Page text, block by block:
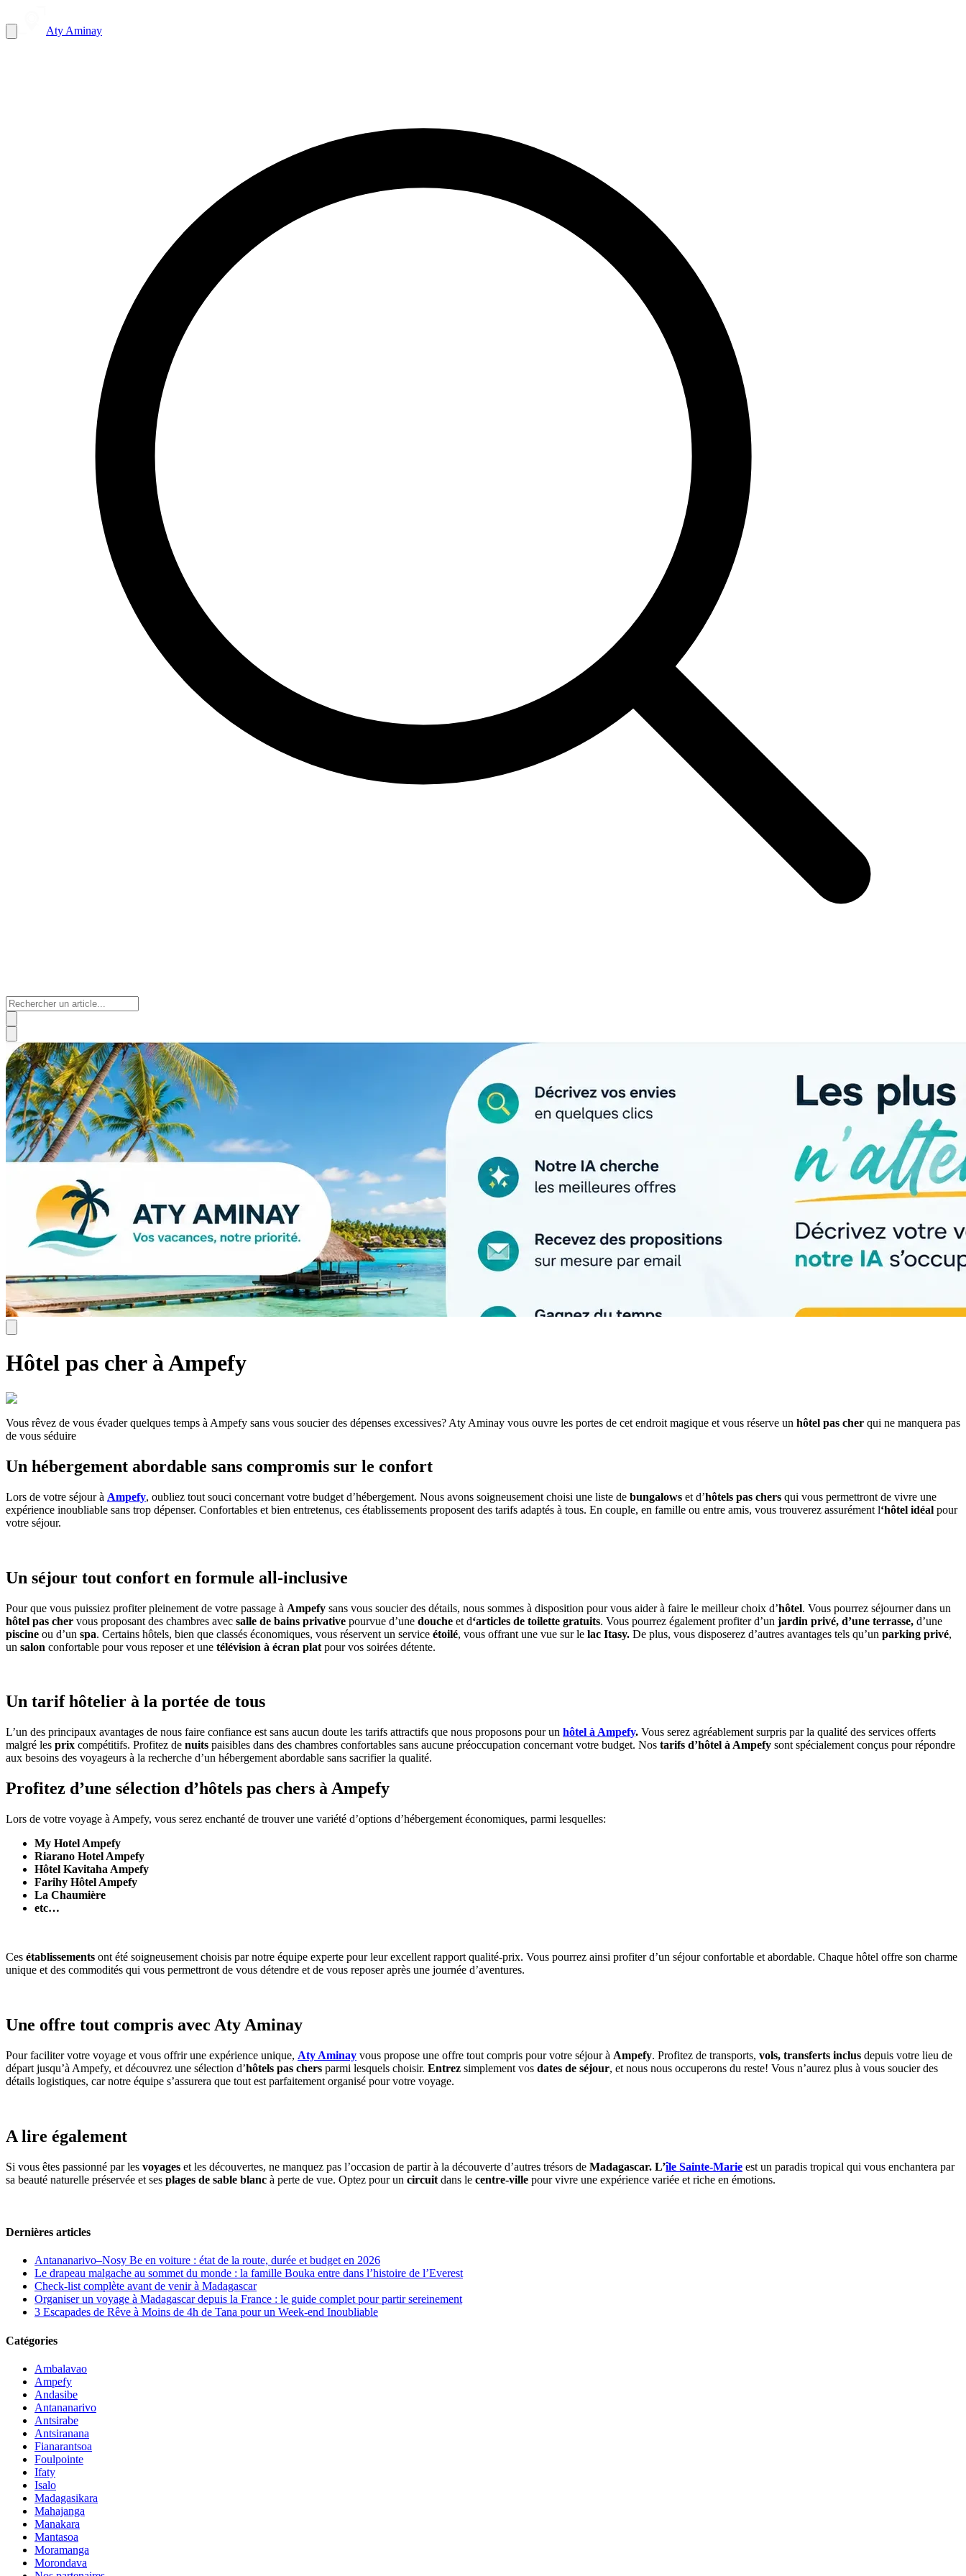
Aty Aminay
Hôtel pas cher à Ampefy
Vous rêvez de vous évader quelques temps à Ampefy sans vous soucier des dépenses excessives? Aty Aminay vous ouvre les portes de cet endroit magique et vous réserve un hôtel pas cher qui ne manquera pas
de vous séduire
Un hébergement abordable sans compromis sur le confort
Lors de votre séjour à Ampefy, oubliez tout souci concernant votre budget d’hébergement. Nous avons soigneusement choisi une liste de bungalows et d’hôtels pas chers qui vous permettront de vivre une
expérience inoubliable sans trop dépenser. Confortables et bien entretenus, ces établissements proposent des tarifs adaptés à tous. En couple, en famille ou entre amis, vous trouverez assurément l‘hôtel idéal pour
votre séjour.
Un séjour tout confort en formule all-inclusive
Pour que vous puissiez profiter pleinement de votre passage à Ampefy sans vous soucier des détails, nous sommes à disposition pour vous aider à faire le meilleur choix d’hôtel. Vous pourrez séjourner dans un
hôtel pas cher vous proposant des chambres avec salle de bains privative pourvue d’une douche et d‘articles de toilette gratuits. Vous pourrez également profiter d’un jardin privé, d’une terrasse, d’une
piscine ou d’un spa. Certains hôtels, bien que classés économiques, vous réservent un service étoilé, vous offrant une vue sur le lac Itasy. De plus, vous disposerez d’autres avantages tels qu’un parking privé,
un salon confortable pour vous reposer et une télévision à écran plat pour vos soirées détente.
Un tarif hôtelier à la portée de tous
L’un des principaux avantages de nous faire confiance est sans aucun doute les tarifs attractifs que nous proposons pour un hôtel à Ampefy. Vous serez agréablement surpris par la qualité des services offerts
malgré les prix compétitifs. Profitez de nuits paisibles dans des chambres confortables sans aucune préoccupation concernant votre budget. Nos tarifs d’hôtel à Ampefy sont spécialement conçus pour répondre
aux besoins des voyageurs à la recherche d’un hébergement abordable sans sacrifier la qualité.
Profitez d’une sélection d’hôtels pas chers à Ampefy
Lors de votre voyage à Ampefy, vous serez enchanté de trouver une variété d’options d’hébergement économiques, parmi lesquelles:
My Hotel Ampefy
Riarano Hotel Ampefy
Hôtel Kavitaha Ampefy
Farihy Hôtel Ampefy
La Chaumière
etc…
Ces établissements ont été soigneusement choisis par notre équipe experte pour leur excellent rapport qualité-prix. Vous pourrez ainsi profiter d’un séjour confortable et abordable. Chaque hôtel offre son charme
unique et des commodités qui vous permettront de vous détendre et de vous reposer après une journée d’aventures.
Une offre tout compris avec Aty Aminay
Pour faciliter votre voyage et vous offrir une expérience unique, Aty Aminay vous propose une offre tout compris pour votre séjour à Ampefy. Profitez de transports, vols, transferts inclus depuis votre lieu de
départ jusqu’à Ampefy, et découvrez une sélection d’hôtels pas chers parmi lesquels choisir. Entrez simplement vos dates de séjour, et nous nous occuperons du reste! Vous n’aurez plus à vous soucier des
détails logistiques, car notre équipe s’assurera que tout est parfaitement organisé pour votre voyage.
A lire également
Si vous êtes passionné par les voyages et les découvertes, ne manquez pas l’occasion de partir à la découverte d’autres trésors de Madagascar. L’île Sainte-Marie est un paradis tropical qui vous enchantera par
sa beauté naturelle préservée et ses plages de sable blanc à perte de vue. Optez pour un circuit dans le centre-ville pour vivre une expérience variée et riche en émotions.
Dernières articles
Antananarivo–Nosy Be en voiture : état de la route, durée et budget en 2026
Le drapeau malgache au sommet du monde : la famille Bouka entre dans l’histoire de l’Everest
Check-list complète avant de venir à Madagascar
Organiser un voyage à Madagascar depuis la France : le guide complet pour partir sereinement
3 Escapades de Rêve à Moins de 4h de Tana pour un Week-end Inoubliable
Catégories
Ambalavao
Ampefy
Andasibe
Antananarivo
Antsirabe
Antsiranana
Fianarantsoa
Foulpointe
Ifaty
Isalo
Madagasikara
Mahajanga
Manakara
Mantasoa
Moramanga
Morondava